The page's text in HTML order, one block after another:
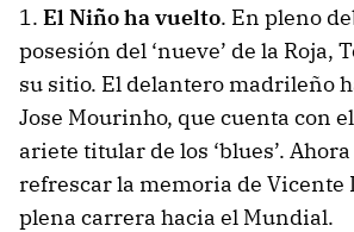
1. El Niño ha vuelto. En pleno
posesión del ‘nueve’ de la Roja,
su sitio. El delantero madrileño
Jose Mourinho, que cuenta con
ariete titular de los ‘blues’.
refrescar la memoria de Vicente
plena carrera hacia el Mundial.